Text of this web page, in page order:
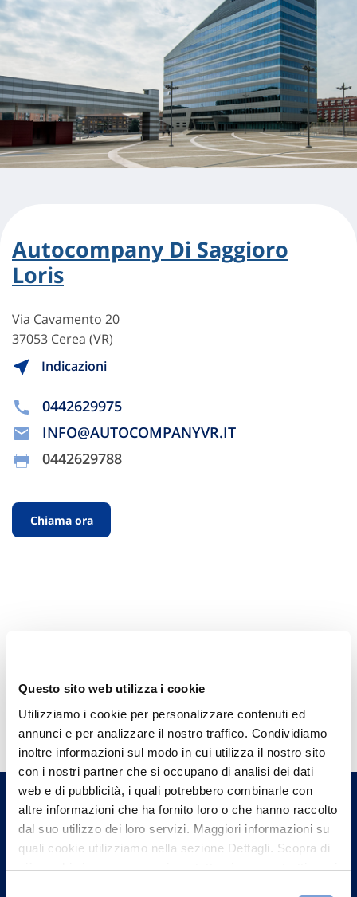
Questo sito web utilizza i cookie
Utilizziamo i cookie per personalizzare contenuti ed
annunci e per analizzare il nostro traffico. Condividiamo
inoltre informazioni sul modo in cui utilizza il nostro sito
con i nostri partner che si occupano di analisi dei dati
web e di pubblicità, i quali potrebbero combinarle con
altre informazioni che ha fornito loro o che hanno raccolto
dal suo utilizzo dei loro servizi. Maggiori informazioni su
quali cookie utilizziamo nella sezione Dettagli. Scopra di
più su chi siamo, come può contattarci e come trattiamo i
Autocompany Di Saggioro
Loris
Via Cavamento 20
37053 Cerea (VR)
Indicazioni
0442629975
INFO@AUTOCOMPANYVR.IT
0442629788
Chiama ora
Hai bisogno di
informazioni?
Trova l'Agenzia più vicina a te e parla con
un nostro Agente.
Contattaci